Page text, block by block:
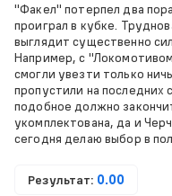
"Факел" потерпел два
проиграл в кубке.
выглядит существенно
Например, с
смогли увезти только
пропустили на
подобное должно
укомплектована, да и
сегодня делаю выбор в
Результат: 0.00